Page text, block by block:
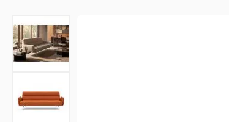
Innovation Living Jillis